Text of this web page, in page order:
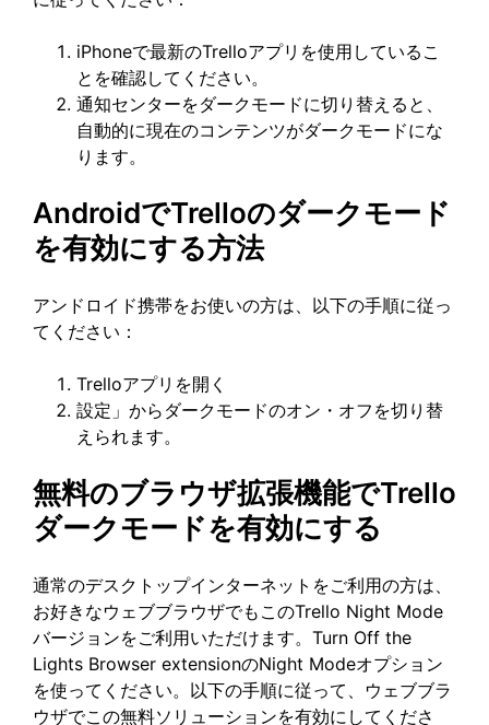
iPhoneで最新のTrelloアプリを使用しているこ
とを確認してください。
通知センターをダークモードに切り替えると、
自動的に現在のコンテンツがダークモードにな
ります。
AndroidでTrelloのダークモード
を有効にする方法
アンドロイド携帯をお使いの方は、以下の手順に従っ
てください：
Trelloアプリを開く
設定」からダークモードのオン・オフを切り替
えられます。
無料のブラウザ拡張機能でTrello
ダークモードを有効にする
通常のデスクトップインターネットをご利用の方は、
お好きなウェブブラウザでもこのTrello Night Mode
バージョンをご利用いただけます。Turn Off the
Lights Browser extensionのNight Modeオプション
を使ってください。以下の手順に従って、ウェブブラ
ウザでこの無料ソリューションを有効にしてくださ